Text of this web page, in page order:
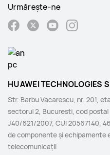
Urmărește-ne
HUAWEI TECHNOLOGIES
Str. Barbu Vacarescu, nr. 201,
sectorul 2, Bucuresti, cod
J40/621/2007, CUI 20567140,
de componente şi echipamente
telecomunicaţii